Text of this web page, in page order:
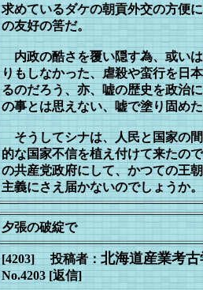
求めているダケの朝貢外交の方便
の友好の筈だ。
内政の酷さを覆い隠す為、或いは
りもしなかった、虐殺や蛮行を日
るのだろう、亦、嘘の歴史を政治
の事とは思えない、嘘で塗り固め
そうしてシナは、人民と国家の間
的な国家不信を植え付けて来たの
の共産党政府にして、かつての王
主義にさえ届かないのでしょうか。
夕張の破綻で
[4203] 投稿者：北海道産業考
No.4203 [返信]